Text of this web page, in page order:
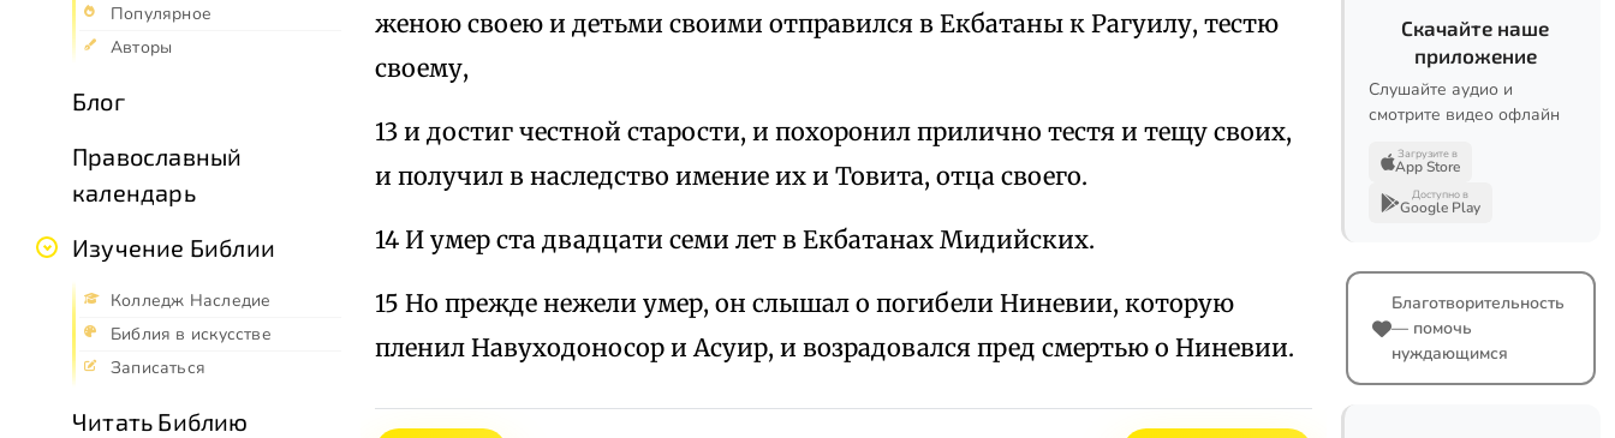
Популярное
Авторы
Блог
Православный
календарь
Изучение Библии
Колледж Наследие
Библия в искусстве
Записаться
Читать Библию
женою своею и детьми своими отправился в Екбатаны к Рагуилу, тестю
своему,
13 и достиг честной старости, и похоронил прилично тестя и тещу своих,
и получил в наследство имение их и Товита, отца своего.
14 И умер ста двадцати семи лет в Екбатанах Мидийских.
15 Но прежде нежели умер, он слышал о погибели Ниневии, которую
пленил Навуходоносор и Асуир, и возрадовался пред смертью о Ниневии.
Скачайте наше
приложение
Слушайте аудио и
смотрите видео офлайн
Загрузите в
App Store
Доступно в
Google Play
Благотворительность
— помочь
нуждающимся